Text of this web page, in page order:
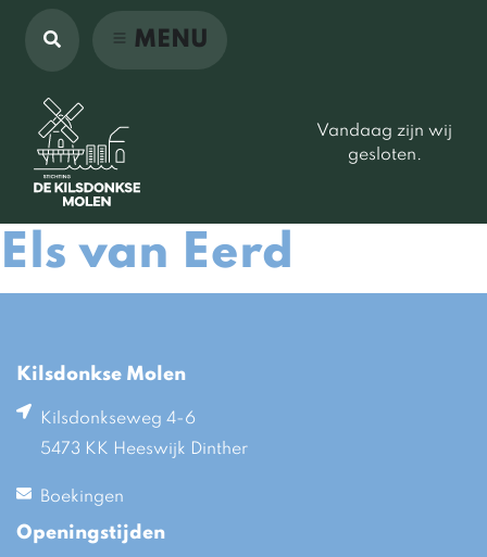
MENU
Vandaag zijn wij
gesloten.
Els van Eerd
Kilsdonkse Molen
Kilsdonkseweg 4-6
5473 KK Heeswijk Dinther
Boekingen
Openingstijden